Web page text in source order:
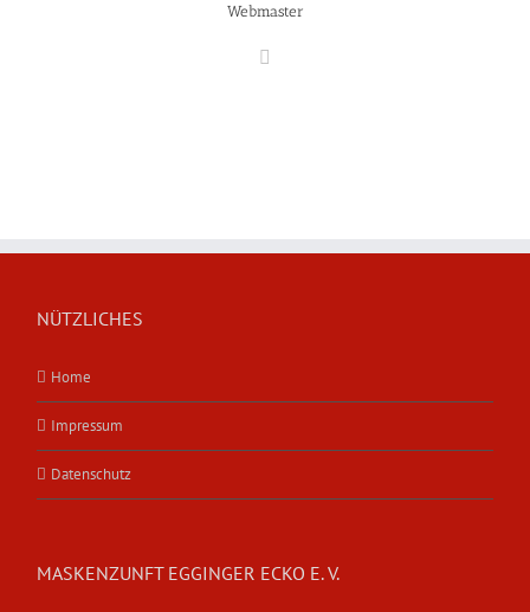
Webmaster
NÜTZLICHES
Home
Impressum
Datenschutz
MASKENZUNFT EGGINGER ECKO E. V.